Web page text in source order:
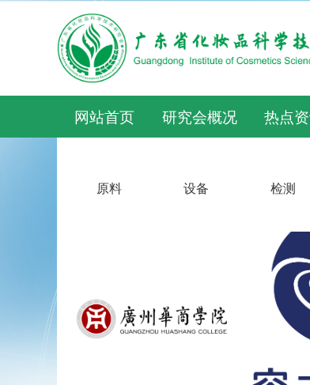
网站首页 研究会概况 热点
原料 设备 检测